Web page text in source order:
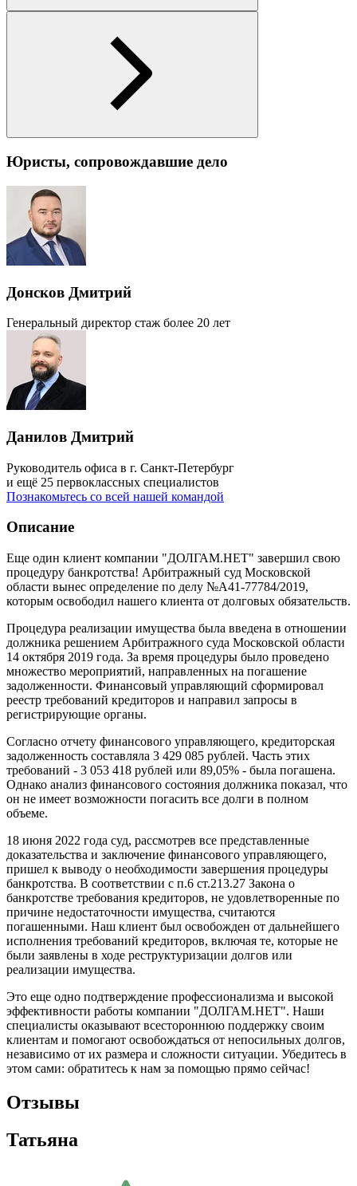
Юристы, сопровождавшие дело
Донсков Дмитрий
Генеральный директор стаж более 20 лет
Данилов Дмитрий
Руководитель офиса в г. Санкт-Петербург
и ещё 25 первоклассных специалистов
Познакомьтесь со всей нашей командой
Описание
Еще один клиент компании "ДОЛГАМ.НЕТ" завершил свою
процедуру банкротства! Арбитражный суд Московской
области вынес определение по делу №А41-77784/2019,
которым освободил нашего клиента от долговых обязательств.
Процедура реализации имущества была введена в отношении
должника решением Арбитражного суда Московской области
14 октября 2019 года. За время процедуры было проведено
множество мероприятий, направленных на погашение
задолженности. Финансовый управляющий сформировал
реестр требований кредиторов и направил запросы в
регистрирующие органы.
Согласно отчету финансового управляющего, кредиторская
задолженность составляла 3 429 085 рублей. Часть этих
требований - 3 053 418 рублей или 89,05% - была погашена.
Однако анализ финансового состояния должника показал, что
он не имеет возможности погасить все долги в полном
объеме.
18 июня 2022 года суд, рассмотрев все представленные
доказательства и заключение финансового управляющего,
пришел к выводу о необходимости завершения процедуры
банкротства. В соответствии с п.6 ст.213.27 Закона о
банкротстве требования кредиторов, не удовлетворенные по
причине недостаточности имущества, считаются
погашенными. Наш клиент был освобожден от дальнейшего
исполнения требований кредиторов, включая те, которые не
были заявлены в ходе реструктуризации долгов или
реализации имущества.
Это еще одно подтверждение профессионализма и высокой
эффективности работы компании "ДОЛГАМ.НЕТ". Наши
специалисты оказывают всестороннюю поддержку своим
клиентам и помогают освобождаться от непосильных долгов,
независимо от их размера и сложности ситуации. Убедитесь в
этом сами: обратитесь к нам за помощью прямо сейчас!
Отзывы
Татьяна